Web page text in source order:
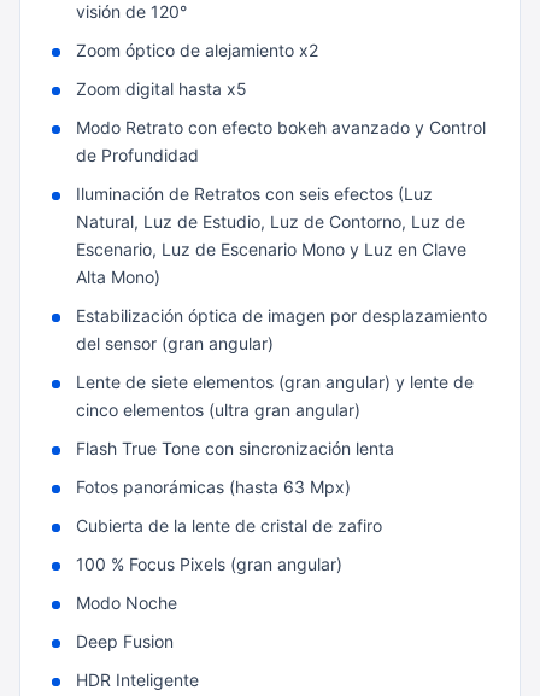
visión de 120°
Zoom óptico de alejamiento x2
Zoom digital hasta x5
Modo Retrato con efecto bokeh avanzado y Control
de Profundidad
Iluminación de Retratos con seis efectos (Luz
Natural, Luz de Estudio, Luz de Contorno, Luz de
Escenario, Luz de Escenario Mono y Luz en Clave
Alta Mono)
Estabilización óptica de imagen por desplazamiento
del sensor (gran angular)
Lente de siete elementos (gran angular) y lente de
cinco elementos (ultra gran angular)
Flash True Tone con sincronización lenta
Fotos panorámicas (hasta 63 Mpx)
Cubierta de la lente de cristal de zafiro
100 % Focus Pixels (gran angular)
Modo Noche
Deep Fusion
HDR Inteligente